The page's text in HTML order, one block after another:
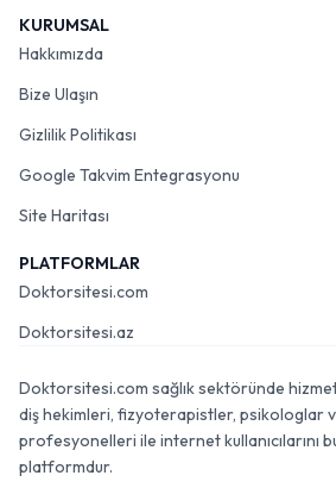
KURUMSAL
Hakkımızda
Bize Ulaşın
Gizlilik Politikası
Google Takvim Entegrasyonu
Site Haritası
PLATFORMLAR
Doktorsitesi.com
Doktorsitesi.az
Doktorsitesi.com sağlık sektöründe
diş hekimleri, fizyoterapistler, psikologlar
profesyonelleri ile internet kullanıcılarını
platformdur.